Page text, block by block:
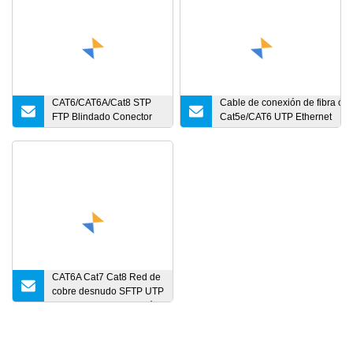
CAT6/CAT6A/Cat8 STP
FTP Blindado Conector
RJ45 Enchufe modular
Cable de conexión de fibra
Cat5e/CAT6 UTP Ethernet
Simplex/Duplex RJ45 Rj11
CAT6A Cat7 Cat8 Red de
cobre desnudo SFTP UTP
CAT6 Cable de conexión